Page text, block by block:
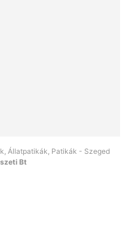
Állatpatikák, Patikák - Szeged
Bt